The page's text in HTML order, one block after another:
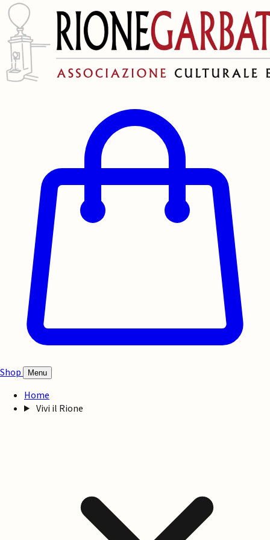
Shop Menu
Home
Vivi il Rione